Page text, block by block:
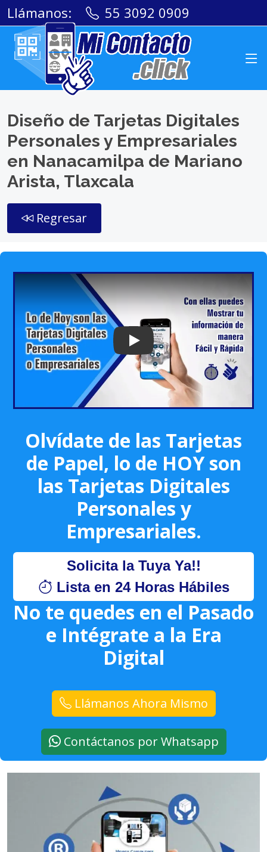
Llámanos: 55 3092 0909
Diseño de Tarjetas Digitales
Personales y Empresariales
en Nanacamilpa de Mariano
Arista, Tlaxcala
Regresar
Play: Keynote (Google I/O '18)
Olvídate de las Tarjetas
de Papel, lo de HOY son
las Tarjetas Digitales
Personales y
Empresariales.
Solicita la Tuya Ya!!
Lista en 24 Horas Hábiles
No te quedes en el Pasado
e Intégrate a la Era
Digital
Llámanos Ahora Mismo
Contáctanos por Whatsapp